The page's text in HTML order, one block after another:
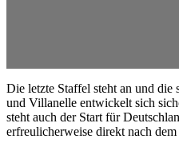
Die letzte Staffel steht an und die
und Villanelle entwickelt sich
steht auch der Start für
erfreulicherweise direkt nach